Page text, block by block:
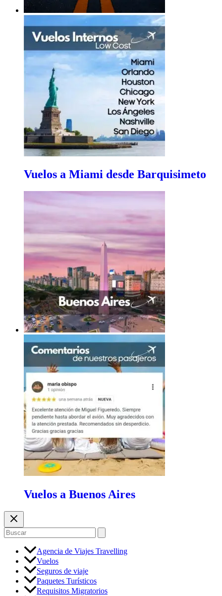
Vuelos a Miami desde Barquisimeto
Vuelos a Buenos Aires
Buscar
por:
Agencia de Viajes Travelling
Vuelos
Seguros de viaje
Paquetes Turísticos
Requisitos Migratorios